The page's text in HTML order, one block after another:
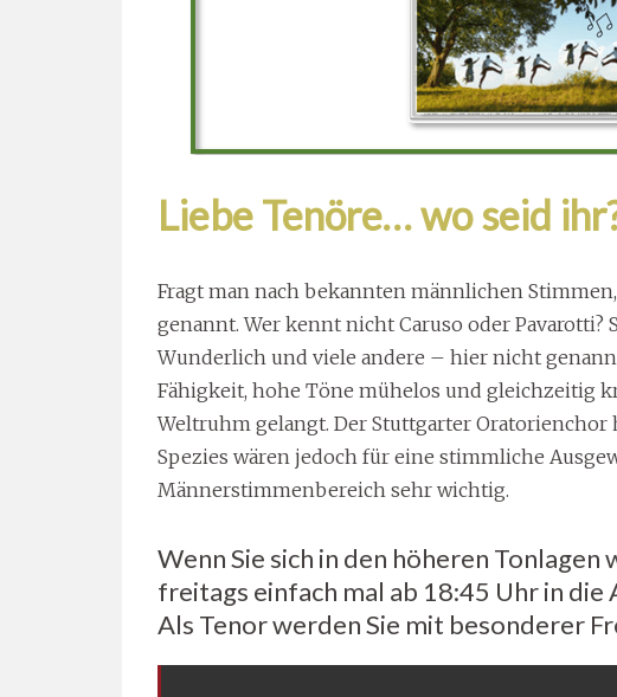
Liebe Tenöre… wo seid
Fragt man nach bekannten männlichen
genannt. Wer kennt nicht Caruso oder Pavarotti?
Wunderlich und viele andere – hier nicht
Fähigkeit, hohe Töne mühelos und gleichzeitig
Weltruhm gelangt. Der Stuttgarter
Spezies wären jedoch für eine stimmliche
Männerstimmenbereich sehr wichtig.
Wenn Sie sich in den höheren
freitags einfach mal ab 18:45 Uhr in die
Als Tenor werden Sie mit besonderer